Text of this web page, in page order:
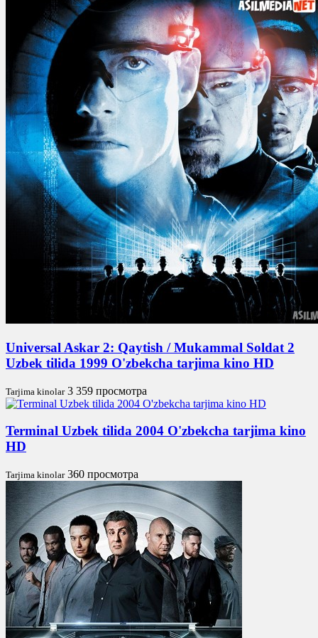
Universal Askar 2: Qaytish / Mukammal Soldat 2
Uzbek tilida 1999 O'zbekcha tarjima kino HD
Tarjima kinolar 3 359 просмотра
Terminal Uzbek tilida 2004 O'zbekcha tarjima kino
HD
Tarjima kinolar 360 просмотра